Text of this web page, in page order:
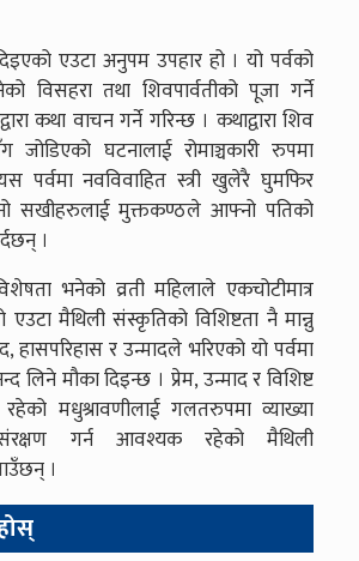
दिइएको एउटा अनुपम उपहार हो । यो पर्वको
विसहरा तथा शिवपार्वतीको पूजा गर्ने
कथा वाचन गर्ने गरिन्छ । कथाद्वारा शिव
जोडिएको घटनालाई रोमाञ्चकारी रुपमा
पर्वमा नवविवाहित स्त्री खुलेरै घुमफिर
सखीहरुलाई मुक्तकण्ठले आफ्नो पतिको
।
भनेको व्रती महिलाले एकचोटीमात्र
मैथिली संस्कृतिको विशिष्टता नै मान्नु
हासपरिहास र उन्मादले भरिएको यो पर्वमा
मौका दिइन्छ । प्रेम, उन्माद र विशिष्ट
मधुश्रावणीलाई गलतरुपमा व्याख्या
गर्न आवश्यक रहेको मैथिली
।